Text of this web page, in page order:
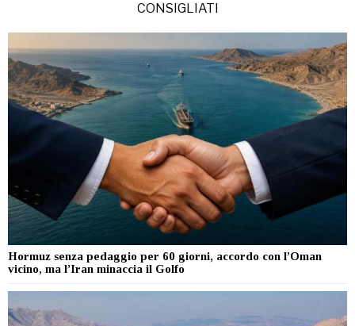
CONSIGLIATI
Hormuz senza pedaggio per 60 giorni, accordo con l’Oman
vicino, ma l’Iran minaccia il Golfo